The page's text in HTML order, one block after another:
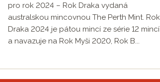
pro rok 2024 – Rok Draka vydaná
australskou mincovnou The Perth Mint. Rok
Draka 2024 je pátou mincí ze série 12 mincí
a navazuje na Rok Myši 2020, Rok B...